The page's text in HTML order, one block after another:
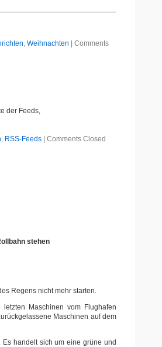
, Weihnachten
Comments
der Feeds,
, RSS-Feeds Comments Closed
stehen
Regens nicht mehr starten.
Maschinen vom Flughafen
Maschinen auf dem
handelt sich um eine grüne und